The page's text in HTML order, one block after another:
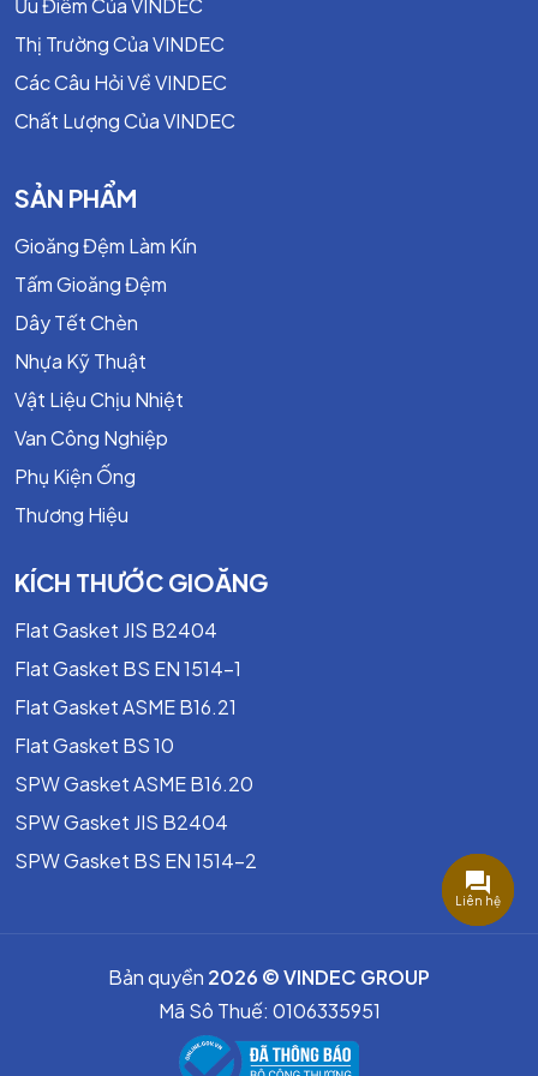
3.Đặc Tính Của Tấm Nhựa Phíp Vải Nâu 3025
- Có tính cơ học và nhiệt rất tốt,
- Nhiệt độ hoạt động kéo dài đến 120 ° C,
- Làm việc ở điều kiện dầu và không khí,
- Hệ số ma sát thấp,
- Đặc tính hấp thụ rung động,
- Gia công cơ khí dễ dàng,
- Cách điện tốt
- Có độ bền nén cao và tăng khả năng phục hồi,
thuận lợi cho việc gia công bằng cách khoan, cắt và
rèn
3.Ứng Dụng Của Tấm Nhựa Phíp Vải Nâu 3025
- Tấm phíp vải 3025 làm các bộ phận chịu tải cơ học
cam, v.v.).
- Tấm phíp vải 3025 làm sản xuất khuôn mẫu.
- Tấm phíp vải 3025 được ứng dụng trong các chi
Ưu Điểm Của VINDEC
Thị Trường Của VINDEC
Các Câu Hỏi Về VINDEC
Chất Lượng Của VINDEC
SẢN PHẨM
Gioăng Đệm Làm Kín
Tấm Gioăng Đệm
Dây Tết Chèn
Nhựa Kỹ Thuật
Vật Liệu Chịu Nhiệt
Van Công Nghiệp
Phụ Kiện Ống
Thương Hiệu
KÍCH THƯỚC GIOĂNG
Flat Gasket JIS B2404
Flat Gasket BS EN 1514-1
Flat Gasket ASME B16.21
Flat Gasket BS 10
SPW Gasket ASME B16.20
SPW Gasket JIS B2404
SPW Gasket BS EN 1514-2
Bản quyền 2026 © VINDEC GROUP
Mã Sô Thuế: 0106335951
Liên hệ